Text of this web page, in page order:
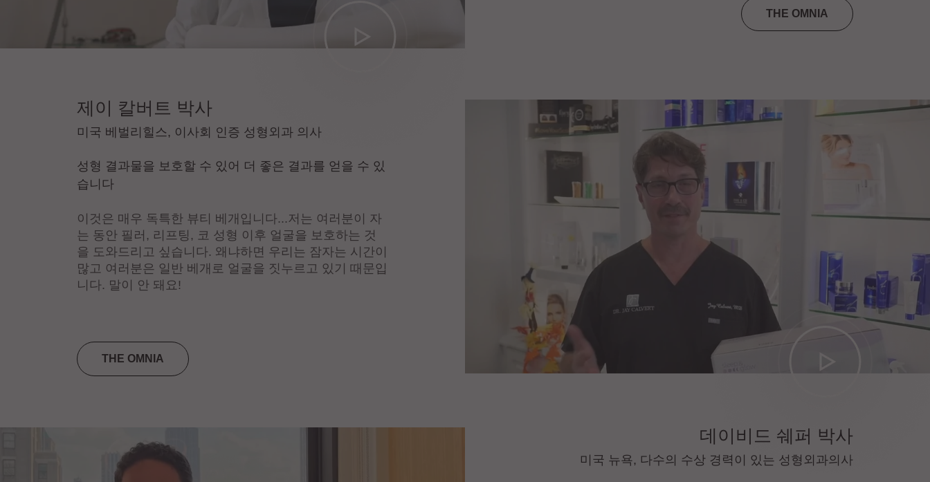
THE OMNIA
제이 칼버트 박사
미국 베벌리힐스, 이사회 인증 성형외과 의사
성형 결과물을 보호할 수 있어 더 좋은 결과를 얻을 수 있
습니다
이것은 매우 독특한 뷰티 베개입니다...저는 여러분이 자
는 동안 필러, 리프팅, 코 성형 이후 얼굴을 보호하는 것
을 도와드리고 싶습니다. 왜냐하면 우리는 잠자는 시간이
많고 여러분은 일반 베개로 얼굴을 짓누르고 있기 때문입
니다. 말이 안 돼요!
THE OMNIA
데이비드 쉐퍼 박사
미국 뉴욕, 다수의 수상 경력이 있는 성형외과의사